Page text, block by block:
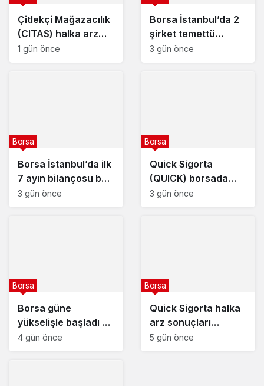
Çitlekçi Mağazacılık
(CITAS) halka arz
tarihleri açıklandı
1 gün önce
Borsa İstanbul’da 2
şirket temettü
kararını açıkladı – 6
3 gün önce
Borsa İstanbul’da ilk
7 ayın bilançosu belli
oldu
Borsa
3 gün önce
Quick Sigorta
(QUICK) borsada
yarın işlem görmeye
Borsa
3 gün önce
Borsa güne
yükselişle başladı –
5 Ağustos 2026
Borsa
4 gün önce
Quick Sigorta halka
arz sonuçları
açıklandı : Quick
Borsa
5 gün önce